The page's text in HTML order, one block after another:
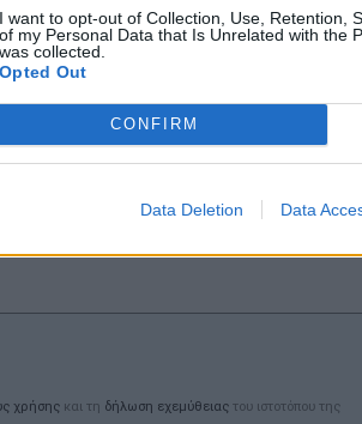
I want to opt-out of Collection, Use, Retention,
of my Personal Data that Is Unrelated with the
was collected.
Opted Out
CONFIRM
Data Deletion Data
καθημερινά
χρήσης και τη δήλωση εχεμύθειας του ιστοτόπου της